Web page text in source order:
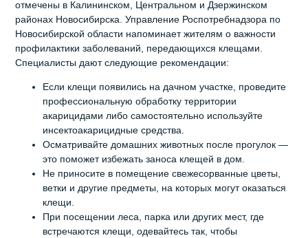
отмечены в Калининском, Центральном и Дзержинском
районах Новосибирска. Управление Роспотребнадзора по
Новосибирской области напоминает жителям о важности
профилактики заболеваний, передающихся клещами.
Специалисты дают следующие рекомендации:
Если клещи появились на дачном участке, проведите
профессиональную обработку территории
акарицидами либо самостоятельно используйте
инсектоакарицидные средства.
Осматривайте домашних животных после прогулок —
это поможет избежать заноса клещей в дом.
Не приносите в помещение свежесорванные цветы,
ветки и другие предметы, на которых могут оказаться
клещи.
При посещении леса, парка или других мест, где
встречаются клещи, одевайтесь так, чтобы